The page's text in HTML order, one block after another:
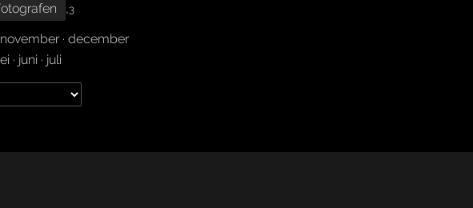
,3
november · december
· juni · juli